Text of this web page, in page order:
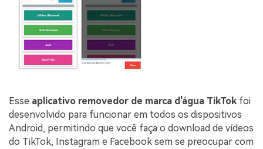
Esse aplicativo removedor de marca d'água TikTok foi
desenvolvido para funcionar em todos os dispositivos
Android, permitindo que você faça o download de vídeos
do TikTok, Instagram e Facebook sem se preocupar com